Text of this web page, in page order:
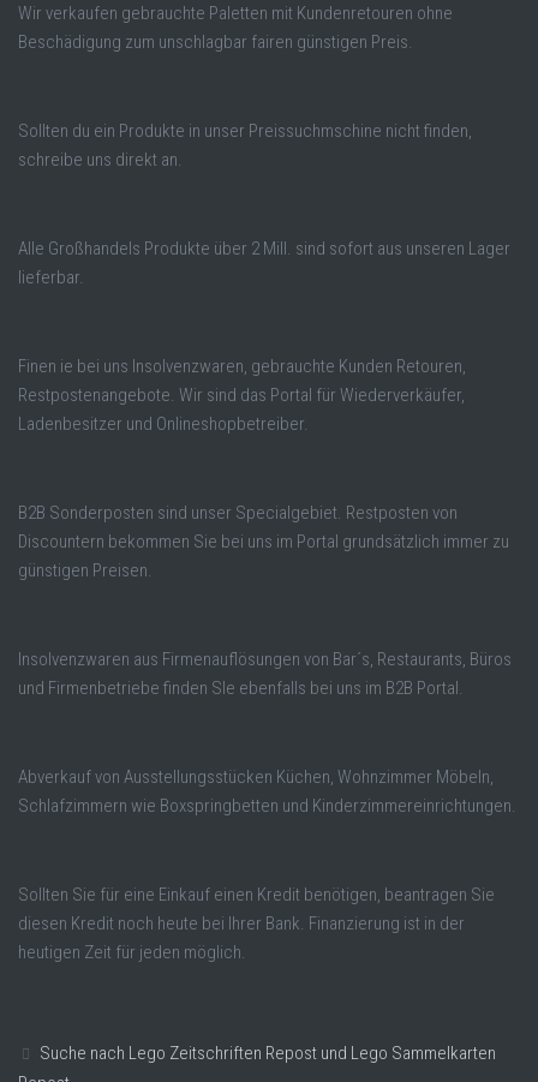
Wir verkaufen gebrauchte Paletten mit Kundenretouren ohne
Beschädigung zum unschlagbar fairen günstigen Preis.
Sollten du ein Produkte in unser Preissuchmschine nicht finden,
schreibe uns direkt an.
Alle Großhandels Produkte über 2 Mill. sind sofort aus unseren Lager
lieferbar.
Finen ie bei uns Insolvenzwaren, gebrauchte Kunden Retouren,
Restpostenangebote. Wir sind das Portal für Wiederverkäufer,
Ladenbesitzer und Onlineshopbetreiber.
B2B Sonderposten sind unser Specialgebiet. Restposten von
Discountern bekommen Sie bei uns im Portal grundsätzlich immer zu
günstigen Preisen.
Insolvenzwaren aus Firmenauflösungen von Bar´s, Restaurants, Büros
und Firmenbetriebe finden SIe ebenfalls bei uns im B2B Portal.
Abverkauf von Ausstellungsstücken Küchen, Wohnzimmer Möbeln,
Schlafzimmern wie Boxspringbetten und Kinderzimmereinrichtungen.
Sollten Sie für eine Einkauf einen Kredit benötigen, beantragen Sie
diesen Kredit noch heute bei Ihrer Bank. Finanzierung ist in der
heutigen Zeit für jeden möglich.
Suche nach Lego Zeitschriften Repost und Lego Sammelkarten